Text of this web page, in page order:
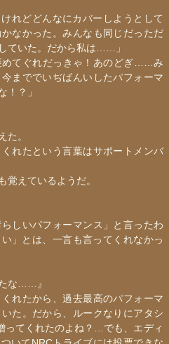
れどどんなにカバーしようとして
なかった。みんなも同じだっただ
ていた。だから私は……」
めてぐれだっきゃ！あのどぎ……み
まででいぢばんいしたパフォーマ
！？」
た。
れたという言葉はサポートメンバ
覚えているようだ。
しいパフォーマンス」と言ったわ
」とは、一言も言ってくれなかっ
な……』
れたから、過去最高のパフォーマ
た。だから、ルークなりにアタシ
ってくれたのよね？…でも、 エディ